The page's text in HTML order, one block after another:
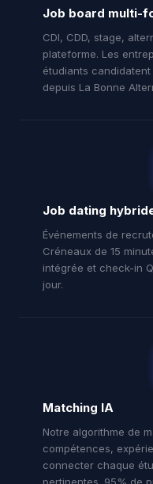
Job board multi-
CDI, CDD, stage,
plateforme. Les
étudiants
depuis La Bonne
Job dating
Événements de
Créneaux de 15
intégrée et check-in
jour.
Matching IA
Notre algorithme de
compétences,
connecter chaque